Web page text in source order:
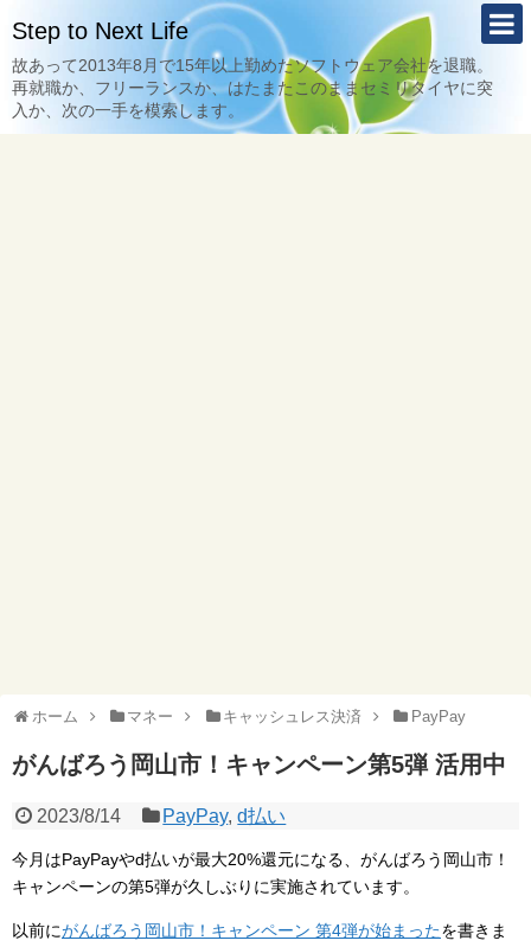
Step to Next Life
故あって2013年8月で15年以上勤めたソフトウェア会社を退職。
再就職か、フリーランスか、はたまたこのままセミリタイヤに突
入か、次の一手を模索します。
ホーム マネー キャッシュレス決済 PayPay
がんばろう岡山市！キャンペーン第5弾 活用中
2023/8/14 PayPay,d払い
今月はPayPayやd払いが最大20%還元になる、がんばろう岡山市！
キャンペーンの第5弾が久しぶりに実施されています。
以前にがんばろう岡山市！キャンペーン 第4弾が始まったを書きま